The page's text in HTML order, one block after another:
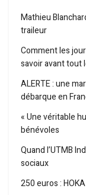
Mathieu
traileur
Comment les
savoir avant tout
ALERTE : une
débarque en
« Une véritable
bénévoles
Quand l’UTMB
sociaux
250 euros :